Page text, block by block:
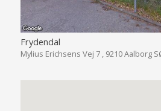
Frydendal
Mylius Erichsens Vej 7 , 9210 Aalborg